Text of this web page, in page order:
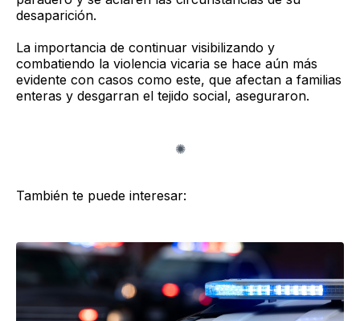
desaparición.
La importancia de continuar visibilizando y
combatiendo la violencia vicaria se hace aún más
evidente con casos como este, que afectan a familias
enteras y desgarran el tejido social, aseguraron.
También te puede interesar: